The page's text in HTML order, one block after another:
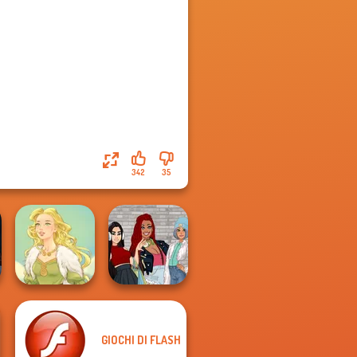
35
342
Goddess Freya
The Fly Squad:
GIOCHI DI FLASH